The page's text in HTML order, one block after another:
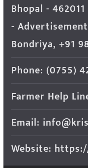
Bhopal -
-
Bondriya, +91
Phone: (0755)
Farmer Help
Email:
Website: